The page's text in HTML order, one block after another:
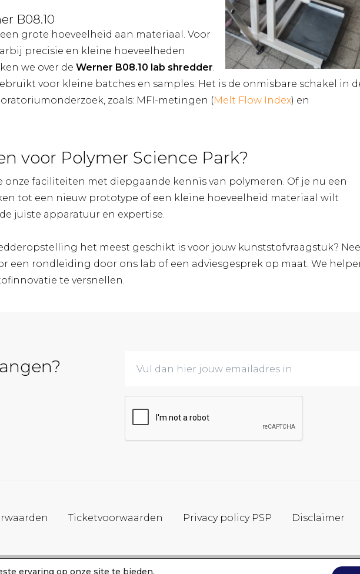
B08.10
grote hoeveelheid aan materiaal. Voor
precisie en kleine hoeveelheden
we over de Werner B08.10 lab shredder.
voor kleine batches en samples. Het is de onmisbare schakel in
zoals: MFI-metingen (Melt Flow Index) en
voor Polymer Science Park?
onze faciliteiten met diepgaande kennis van polymeren. Of je nu een
tot een nieuw prototype of een kleine hoeveelheid materiaal wilt
juiste apparatuur en expertise.
het meest geschikt is voor jouw kunststofvraagstuk?
een rondleiding door ons lab of een adviesgesprek op maat. We
te versnellen.
Ticketvoorwaarden Privacy policy PSP Disclaimer
ervaring op onze site te bieden.